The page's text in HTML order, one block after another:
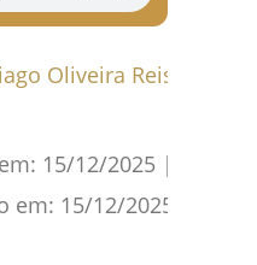
Oliveira Reis
15/12/2025 |
em: 15/12/2025